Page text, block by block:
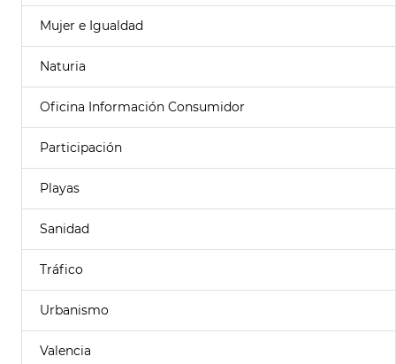
Mujer e Igualdad
Naturia
Oficina Información Consumidor
Participación
Playas
Sanidad
Tráfico
Urbanismo
Valencia